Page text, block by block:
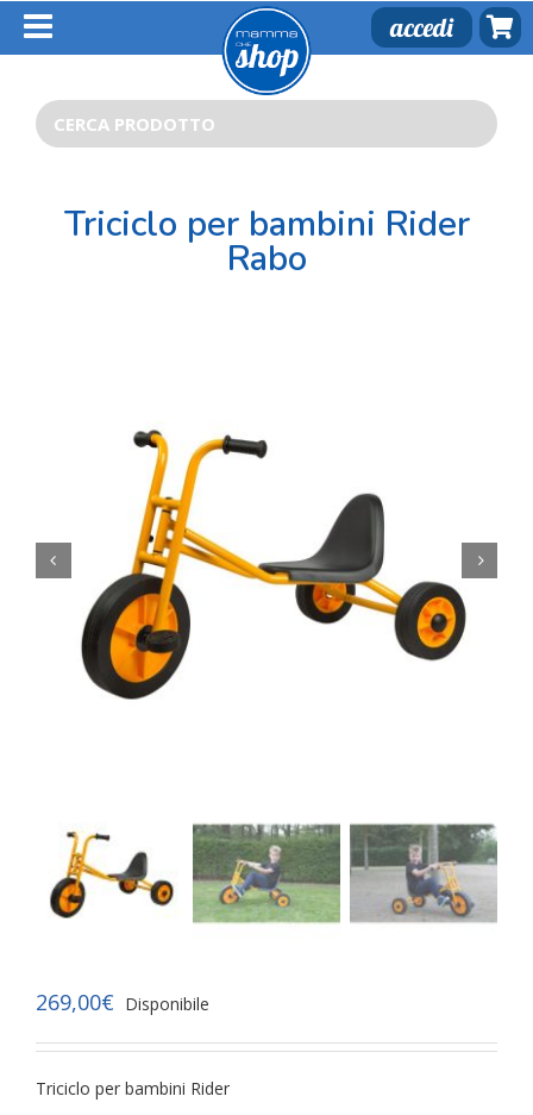
Salta
contenuto
accedi
Cerca
per:
Triciclo per bambini Rider
Rabo
 
269,00€ Disponibile
Triciclo per bambini Rider